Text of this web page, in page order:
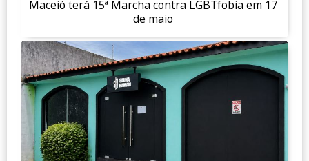
Maceió terá 15ª Marcha contra LGBTfobia em 17
de maio